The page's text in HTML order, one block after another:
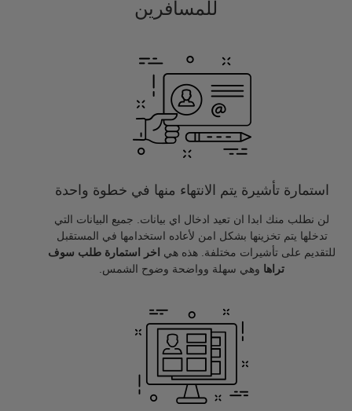
للمسافرين
استمارة تأشيرة يتم الانتهاء منها في خطوة واحدة
لن نطلب منك ابدا ان تعيد ادخال اي بيانات. جميع البيانات التي
تدخلها يتم تخزينها بشكل امن لأعاده استخدامها في المستقبل
للتقديم على تأشيرات مختلفة. هذه هي
اخر استمارة طلب سوف
تراها وهي سهلة وواضحة وضوح الشمس.